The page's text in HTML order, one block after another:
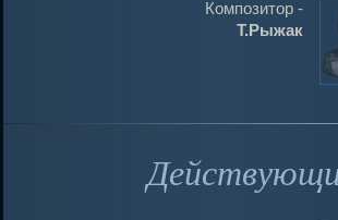
Композитор -
Т.Рыжак